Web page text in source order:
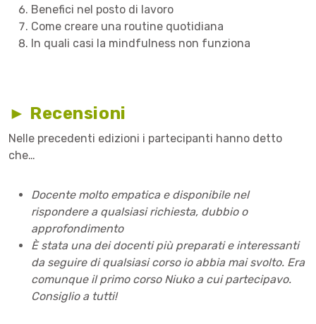
Benefici nel posto di lavoro
Come creare una routine quotidiana
In quali casi la mindfulness non funziona
► Recensioni
Nelle precedenti edizioni i partecipanti hanno detto
che…
Docente molto empatica e disponibile nel
rispondere a qualsiasi richiesta, dubbio o
approfondimento
È stata una dei docenti più preparati e interessanti
da seguire di qualsiasi corso io abbia mai svolto. Era
comunque il primo corso Niuko a cui partecipavo.
Consiglio a tutti!